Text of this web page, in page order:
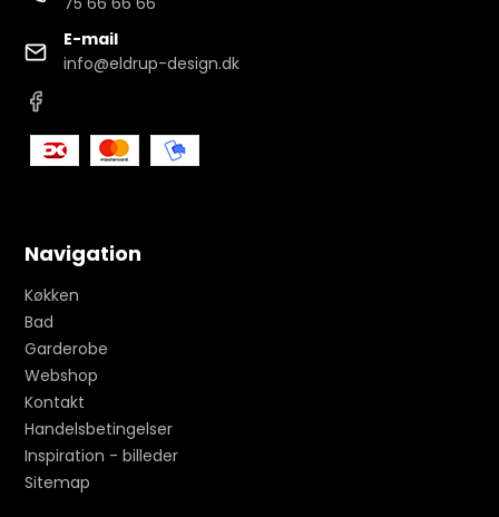
E-mail
info@eldrup-design.dk
Navigation
Køkken
Bad
Garderobe
Webshop
Kontakt
Handelsbetingelser
Inspiration - billeder
Sitemap